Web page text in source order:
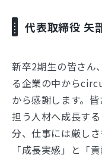
代表取締役 矢
新卒2期生の皆さん
る企業の中から
から感謝します。
担う人材へ成長す
分、仕事には厳し
「成長実感」と「